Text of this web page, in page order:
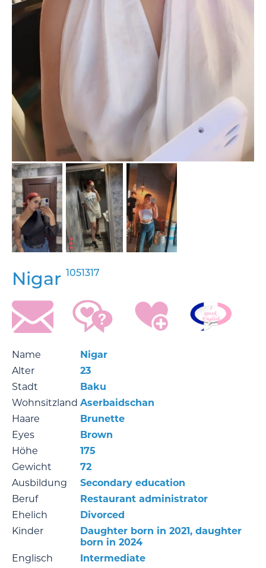
Nigar 1051317
Name
Nigar
Alter
23
Stadt
Baku
Wohnsitzland Aserbaidschan
Haare
Brunette
Eyes
Brown
Höhe
175
Gewicht
72
Ausbildung
Secondary education
Beruf
Restaurant administrator
Ehelich
Divorced
Kinder
Daughter born in 2021, daughter
born in 2024
Englisch
Intermediate